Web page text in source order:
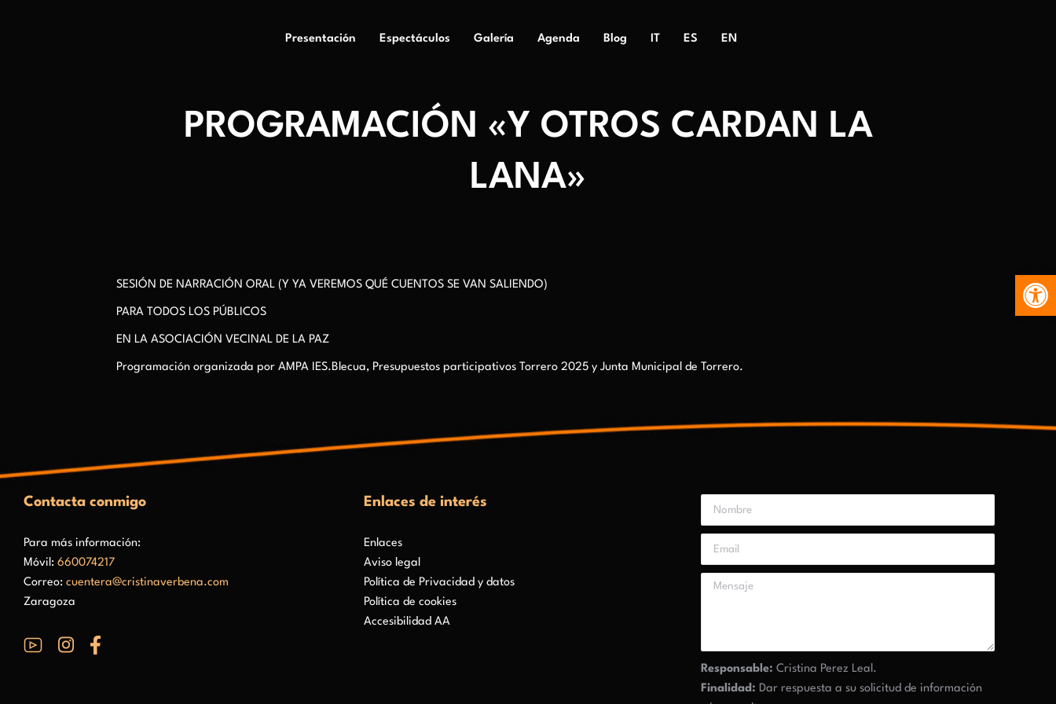
Presentación Espectáculos Galería Agenda Blog IT ES EN
PROGRAMACIÓN «Y OTROS CARDAN LA
LANA»
SESIÓN DE NARRACIÓN ORAL (Y YA VEREMOS QUÉ CUENTOS SE VAN SALIENDO)
PARA TODOS LOS PÚBLICOS
EN LA ASOCIACIÓN VECINAL DE LA PAZ
Programación organizada por AMPA IES.Blecua, Presupuestos participativos Torrero 2025 y Junta Municipal de Torrero.
Contacta conmigo
Para más información:
Móvil: 660074217
Correo: cuentera@cristinaverbena.com
Zaragoza
Enlaces de interés
Enlaces
Aviso legal
Política de Privacidad y datos
Política de cookies
Accesibilidad AA
Responsable: Cristina Perez Leal.
Finalidad: Dar respuesta a su solicitud de información